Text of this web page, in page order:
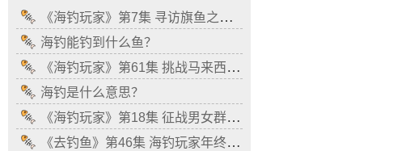
《海钓玩家》第7集 寻访旗鱼之乡（四）
海钓能钓到什么鱼？
《海钓玩家》第61集 挑战马来西亚封闭八年的神秘钓场
海钓是什么意思？
《海钓玩家》第18集 征战男女群岛（五）
《去钓鱼》第46集 海钓玩家年终回顾